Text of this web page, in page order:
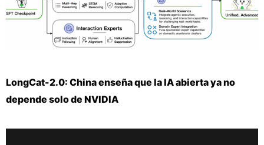
LongCat-2.0: China enseña que la IA abierta ya no
depende solo de NVIDIA